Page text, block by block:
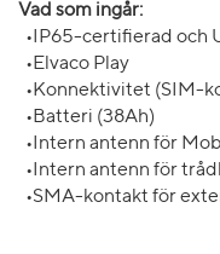
Vad som ingår:
•IP65-certifierad och
•Elvaco Play
•Konnektivitet (SIM-
•Batteri (38Ah)
•Intern antenn för
•Intern antenn för
•SMA-kontakt för